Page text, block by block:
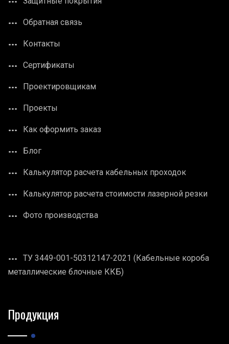
Обратная связь
Контакты
Сертификаты
Проектировщикам
Проекты
Как оформить заказ
Блог
Калькулятор расчета кабельных проходок
Калькулятор расчета стоимости лазерной резки
Фото производства
ТУ 3449-001-50312147-2021 (Кабельные короба
металлические блочные ККБ)
Продукция